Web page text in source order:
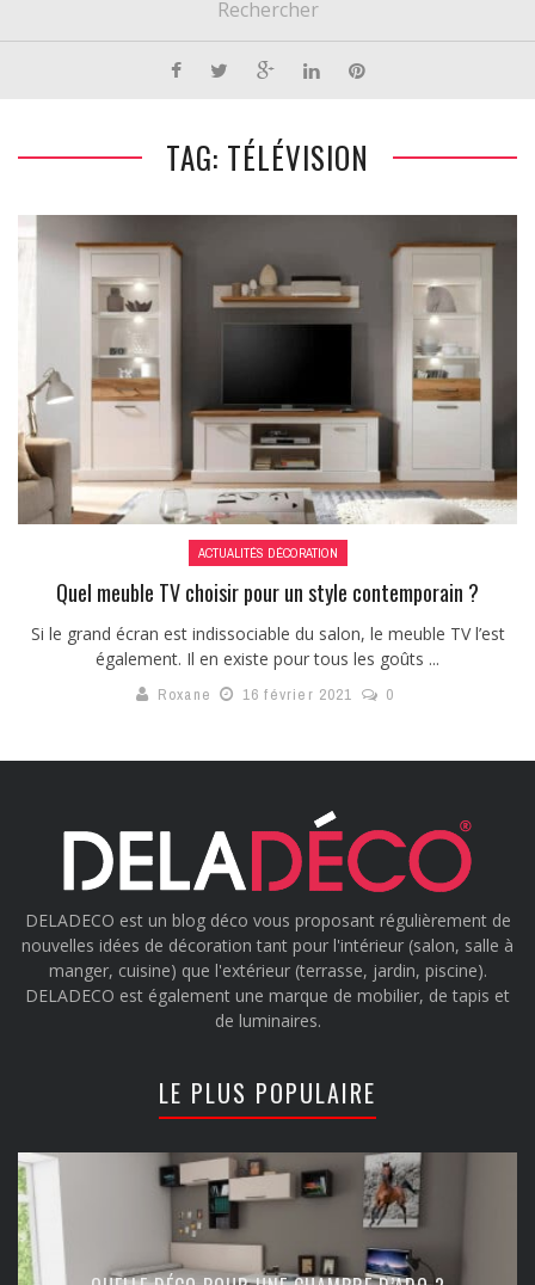
TAG: TÉLÉVISION
ACTUALITÉS DÉCORATION
Quel meuble TV choisir pour un style contemporain ?
Si le grand écran est indissociable du salon, le meuble TV l’est
également. Il en existe pour tous les goûts ...
Roxane 16 février 2021 0
DELADECO est un blog déco vous proposant régulièrement de
nouvelles idées de décoration tant pour l'intérieur (salon, salle à
manger, cuisine) que l'extérieur (terrasse, jardin, piscine).
DELADECO est également une marque de mobilier, de tapis et
de luminaires.
LE PLUS POPULAIRE